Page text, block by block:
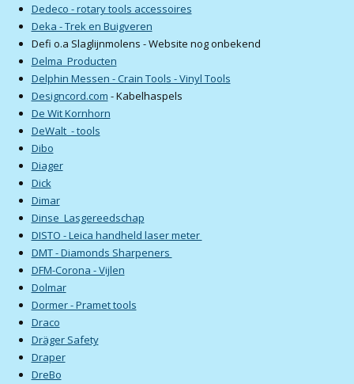
Dedeco - rotary tools accessoires
Deka - Trek en Buigveren
Defi o.a Slaglijnmolens - Website nog onbekend
Delma Producten
Delphin Messen - Crain Tools - Vinyl Tools
Designcord.com - Kabelhaspels
De Wit Kornhorn
DeWalt - tools
Dibo
Diager
Dick
Dimar
Dinse Lasgereedschap
DISTO - Leica handheld laser meter
DMT - Diamonds Sharpeners
DFM-Corona - Vijlen
Dolmar
Dormer - Pramet tools
Draco
Dräger Safety
Draper
DreBo